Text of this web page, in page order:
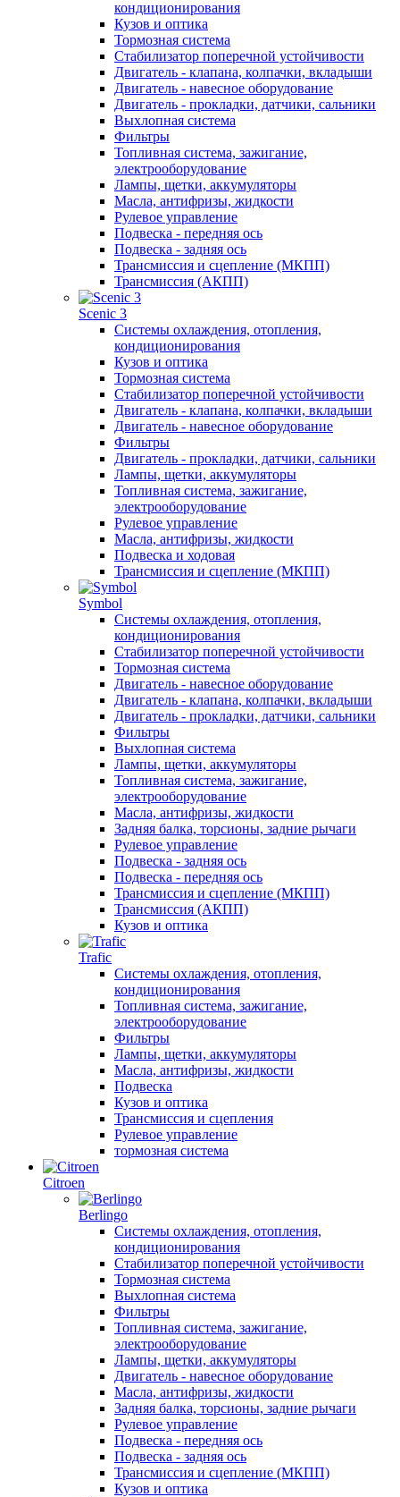
кондиционирования
Кузов и оптика
Тормозная система
Стабилизатор поперечной устойчивости
Двигатель - клапана, колпачки, вкладыши
Двигатель - навесное оборудование
Двигатель - прокладки, датчики, сальники
Выхлопная система
Фильтры
Топливная система, зажигание,
электрооборудование
Лампы, щетки, аккумуляторы
Масла, антифризы, жидкости
Рулевое управление
Подвеска - передняя ось
Подвеска - задняя ось
Трансмиссия и сцепление (МКПП)
Трансмиссия (АКПП)
Scenic 3
Системы охлаждения, отопления,
кондиционирования
Кузов и оптика
Тормозная система
Стабилизатор поперечной устойчивости
Двигатель - клапана, колпачки, вкладыши
Двигатель - навесное оборудование
Фильтры
Двигатель - прокладки, датчики, сальники
Лампы, щетки, аккумуляторы
Топливная система, зажигание,
электрооборудование
Рулевое управление
Масла, антифризы, жидкости
Подвеска и ходовая
Трансмиссия и сцепление (МКПП)
Symbol
Системы охлаждения, отопления,
кондиционирования
Стабилизатор поперечной устойчивости
Тормозная система
Двигатель - навесное оборудование
Двигатель - клапана, колпачки, вкладыши
Двигатель - прокладки, датчики, сальники
Фильтры
Выхлопная система
Лампы, щетки, аккумуляторы
Топливная система, зажигание,
электрооборудование
Масла, антифризы, жидкости
Задняя балка, торсионы, задние рычаги
Рулевое управление
Подвеска - задняя ось
Подвеска - передняя ось
Трансмиссия и сцепление (МКПП)
Трансмиссия (АКПП)
Кузов и оптика
Trafic
Системы охлаждения, отопления,
кондиционирования
Топливная система, зажигание,
электрооборудование
Фильтры
Лампы, щетки, аккумуляторы
Масла, антифризы, жидкости
Подвеска
Кузов и оптика
Трансмиссия и сцепления
Рулевое управление
тормозная система
Citroen
Berlingo
Системы охлаждения, отопления,
кондиционирования
Стабилизатор поперечной устойчивости
Тормозная система
Выхлопная система
Фильтры
Топливная система, зажигание,
электрооборудование
Лампы, щетки, аккумуляторы
Двигатель - навесное оборудование
Масла, антифризы, жидкости
Задняя балка, торсионы, задние рычаги
Рулевое управление
Подвеска - передняя ось
Подвеска - задняя ось
Трансмиссия и сцепление (МКПП)
Кузов и оптика